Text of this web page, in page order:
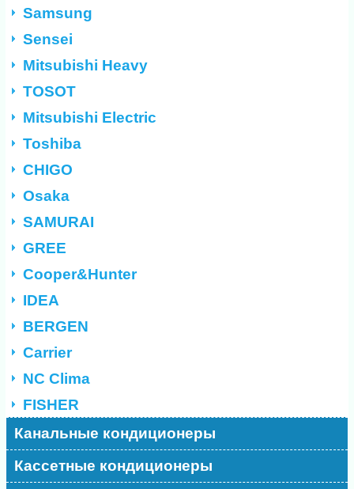
Samsung
Sensei
Mitsubishi Heavy
TOSOT
Mitsubishi Electric
Toshiba
CHIGO
Osaka
SAMURAI
GREE
Cooper&Hunter
IDEA
BERGEN
Carrier
NC Clima
FISHER
Канальные кондиционеры
Кассетные кондиционеры